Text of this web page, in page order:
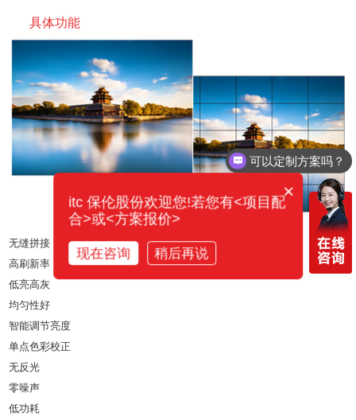
具体功能
无缝拼接
高刷新率
低亮高灰
均匀性好
智能调节亮度
单点色彩校正
无反光
零噪声
低功耗
可以定制方案吗？
×
itc 保伦股份欢迎您!若您有<项目配
合>或<方案报价>
现在咨询 稍后再说